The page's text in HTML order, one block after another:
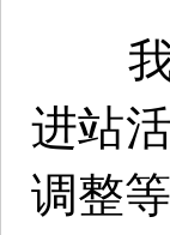
我
进站
调整